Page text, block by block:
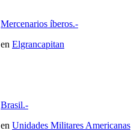
Mercenarios íberos.-
en Elgrancapitan
Brasil.-
en Unidades Militares Americanas